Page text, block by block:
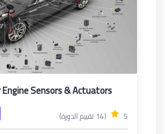
Engine Sensors & Actuators
5 (14 تقييم الدورة)